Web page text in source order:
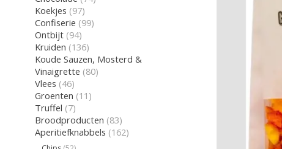
Koekjes (97)
Confiserie (99)
Ontbijt (94)
Kruiden (136)
Koude Sauzen, Mosterd &
Vinaigrette (80)
Vlees (46)
Groenten (11)
Truffel (7)
Broodproducten (83)
Aperitiefknabbels (162)